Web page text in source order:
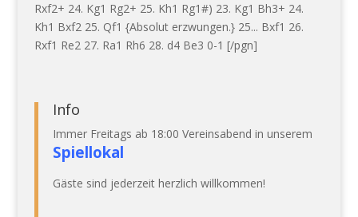
Rxf2+ 24. Kg1 Rg2+ 25. Kh1 Rg1#) 23. Kg1 Bh3+ 24.
Kh1 Bxf2 25. Qf1 {Absolut erzwungen.} 25... Bxf1 26.
Rxf1 Re2 27. Ra1 Rh6 28. d4 Be3 0-1 [/pgn]
Info
Immer Freitags ab 18:00 Vereinsabend in unserem
Spiellokal
Gäste sind jederzeit herzlich willkommen!